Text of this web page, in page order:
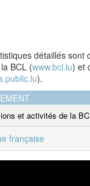
détaillés sont
BCL (www.bcl.lu) et
).
et activités de la
française